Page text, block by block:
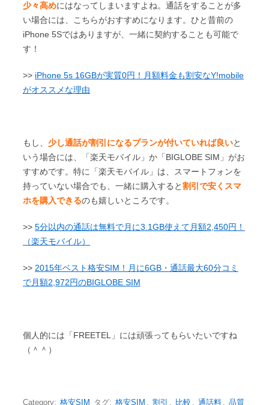
少々高めにはなってしまいますよね。通話をすることが多
い場合には、こちらがおすすめになります。ひと昔前の
iPhone 5Sではありますが、一緒に契約することも可能で
す！
>> iPhone 5s 16GBが実質0円！月額料金も割安なY!mobile
がオススメな理由
もし、 少し通話が割引になるプランが付いていれば良いと
いう場合には、「楽天モバイル」か「BIGLOBE SIM」がお
すすめです。特に「楽天モバイル」は、スマートフォンを
持っていない場合でも、一緒に購入すると割引で安くスマ
ホを購入できるのも嬉しいところです。
>> 5分以内の通話は無料で月に3.1GB使えて月額2,450円！
（楽天モバイル）
>> 2015年ベスト格安SIM！月に6GB・通話最大60分コミ
で月額2,972円のBIGLOBE SIM
個人的には「FREETEL」には頑張ってもらいたいですね
（＾＾）
Category: 格安SIM タグ: 格安SIM , 割引 , 比較 , 通話料 , 品質